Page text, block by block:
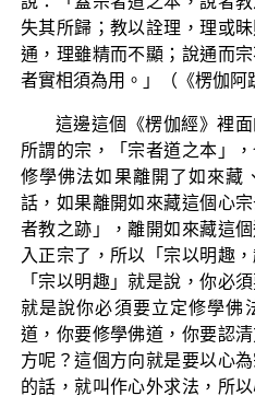
失其所歸；教以詮理，理或
通，理雖精而不顯；說通而
者實相須為用。」（《楞伽阿
這邊這個《楞伽經》裡
所謂的宗，「宗者道之本」
修學佛法如果離開了如來藏
話，如果離開如來藏這個心
者教之跡」，離開如來藏這
入正宗了，所以「宗以明趣
「宗以明趣」就是說，你必
就是說你必須要立定修學佛
道，你要修學佛道，你要認
方呢？這個方向就是要以心
的話，就叫作心外求法，所